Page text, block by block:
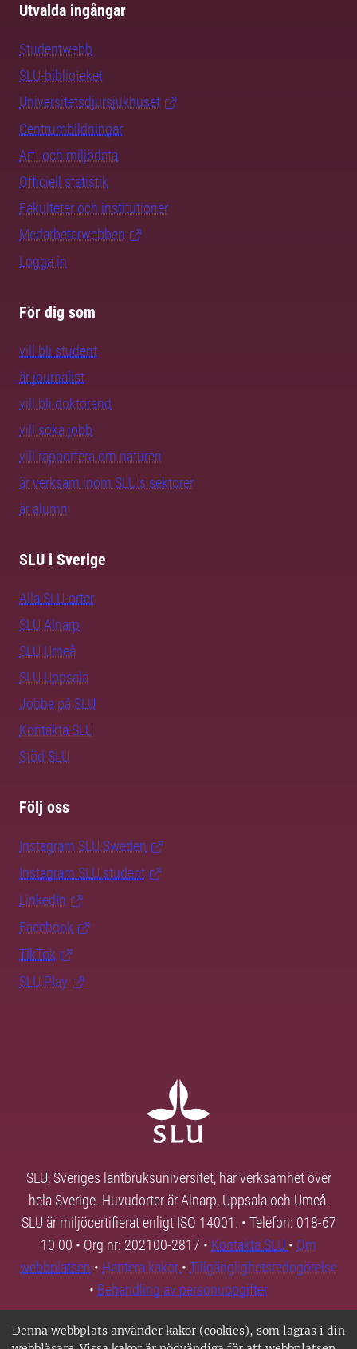
Denna webbplats använder kakor (cookies), som lagras i din
Utvalda ingångar
Studentwebb
SLU-biblioteket
Universitetsdjursjukhuset
Centrumbildningar
Art- och miljödata
Officiell statistik
Fakulteter och institutioner
Medarbetarwebben
Logga in
För dig som
vill bli student
är journalist
vill bli doktorand
vill söka jobb
vill rapportera om naturen
är verksam inom SLU:s sektorer
är alumn
SLU i Sverige
Alla SLU-orter
SLU Alnarp
SLU Umeå
SLU Uppsala
Jobba på SLU
Kontakta SLU
Stöd SLU
Följ oss
Instagram SLU.Sweden
Instagram SLU.student
LinkedIn
Facebook
TikTok
SLU Play
SLU, Sveriges lantbruksuniversitet, har verksamhet över
hela Sverige. Huvudorter är Alnarp, Uppsala och Umeå.
SLU är miljöcertifierat enligt ISO 14001. • Telefon: 018-67
10 00 • Org nr: 202100-2817 • Kontakta SLU • Om
webbplatsen • Hantera kakor • Tillgänglighetsredogörelse
• Behandling av personuppgifter